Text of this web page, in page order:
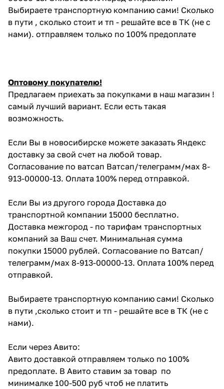
Выбираете транспортную компанию сами! Сколько
в пути , сколько стоит и тп - решайте все в ТК (не с
нами). отправляем только по 100% предоплате
Оптовому покупателю!
Предлагаем приехать за покупками в наш магазин !
самый лучший вариант. Если есть такая
возможность.
Если Вы в новосибирске можете заказать Яндекс
доставку за свой счет на любой товар.
Согласование по ватсап Ватсап/телеграмм/мах 8-
913-00000-13. Оплата 100% перед отправкой.
Если Вы из другого города Доставка до
транспортной компании 15000 бесплатно.
Доставка межгород - по тарифам транспортных
компаний за Ваш счет. Минимальная сумма
покупки 15000 рублей. Согласование по Ватсап/
телеграмм/мах 8-913-00000-13. Оплата 100% перед
отправкой.
Выбираете транспортную компанию сами! Сколько
в пути ,сколько стоит и тп - решайте все в ТК (не с
нами).
Если через Авито:
Авито доставкой отправляем только по 100%
предоплате. В Авито ставим за товар по
минималке 100-500 руб чтоб не платить